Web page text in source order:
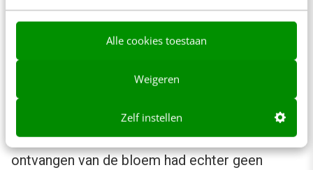
Alle cookies toestaan
Weigeren
Zelf instellen
decreases on price tags after receiving the
’, zo luidt het antwoord. Met een
opgewekte stemming lijken we blind geworden
voor de prijzen: ‘
Het opvallende resultaat: er werden
22 procent meer producten gekocht. Het
ontvangen van de bloem had echter geen